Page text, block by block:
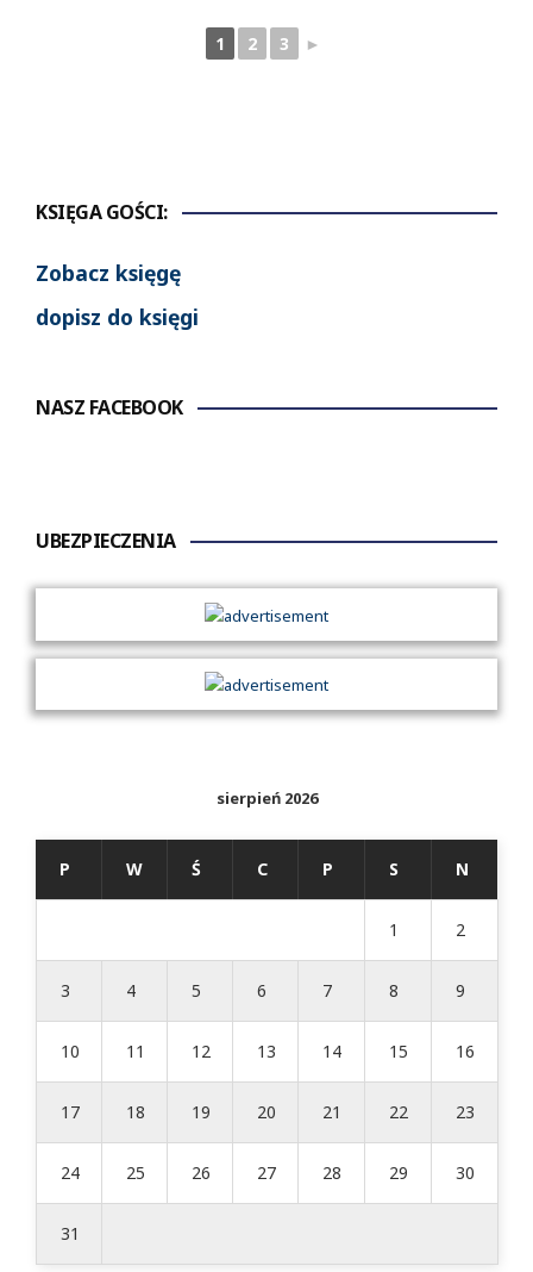
1 2 3 ►
KSIĘGA GOŚCI:
Zobacz księgę
dopisz do księgi
NASZ FACEBOOK
UBEZPIECZENIA
sierpień 2026
P W Ś C P S N
1 2
3 4 5 6 7 8 9
10 11 12 13 14 15 16
17 18 19 20 21 22 23
24 25 26 27 28 29 30
31